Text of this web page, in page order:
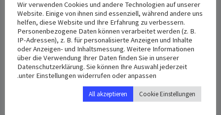
2:00 م - 3:30 م
Google Map
Wir verwenden Cookies und andere Technologien auf unserer
Website. Einige von ihnen sind essenziell, während andere uns
helfen, diese Website und Ihre Erfahrung zu verbessern.
Personenbezogene Daten können verarbeitet werden (z. B.
IP-Adressen), z. B. für personalisierte Anzeigen und Inhalte
oder Anzeigen- und Inhaltsmessung. Weitere Informationen
über die Verwendung Ihrer Daten finden Sie in unserer
Datenschutzerklärung. Sie können Ihre Auswahl jederzeit
unter Einstellungen widerrufen oder anpassen.
Cookie Einstellungen
All akzeptieren